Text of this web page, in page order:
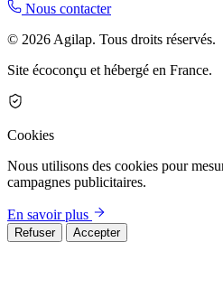
Nous contacter
© 2026 Agilap. Tous droits réservés.
Site écoconçu et hébergé en France.
Cookies
Nous utilisons des cookies pour
campagnes publicitaires.
En savoir plus
Refuser Accepter